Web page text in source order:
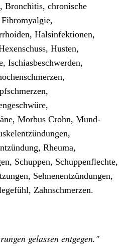
Bronchitis, chronische
Halsinfektionen,
Husten,
Ischiasbeschwerden,
Morbus Crohn, Mund-
Rheuma,
Schuppen, Schuppenflechte,
Sehnenentzündungen,
Zahnschmerzen.
gelassen entgegen."